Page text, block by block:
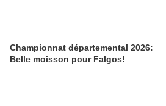
Championnat départemental 2026:
Belle moisson pour Falgos!